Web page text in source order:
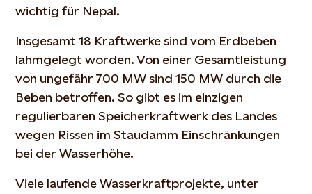
wichtig für Nepal.
Insgesamt 18 Kraftwerke sind vom Erdbeben
lahmgelegt worden. Von einer Gesamtleistung
von ungefähr 700 MW sind 150 MW durch die
Beben betroffen. So gibt es im einzigen
regulierbaren Speicherkraftwerk des Landes
wegen Rissen im Staudamm Einschränkungen
bei der Wasserhöhe.
Viele laufende Wasserkraftprojekte, unter